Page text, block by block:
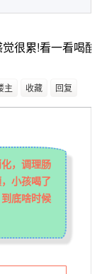
主 收藏 回复
，调理肠
小孩喝了
底啥时候